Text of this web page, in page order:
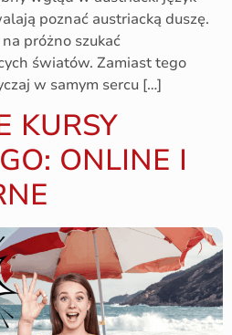
poznać austriacką duszę.
próżno szukać
światów. Zamiast tego
w samym sercu […]
KURSY
ONLINE I